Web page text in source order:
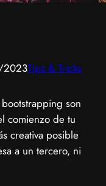
Tips & Tricks
son
comienzo de tu
creativa posible
a un tercero, ni